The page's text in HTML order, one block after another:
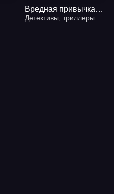
Вредная привычка жить
Детективы триллеры